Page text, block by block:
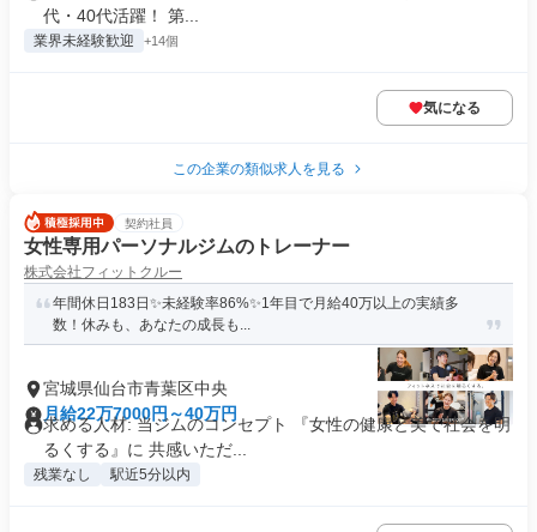
代・40代活躍！ 第...
業界未経験歓迎 +14個
気になる
この企業の類似求人を見る
契約社員
女性専用パーソナルジムのトレーナー
株式会社フィットクルー
年間休日183日✨未経験率86%✨1年目で月給40万以上の実績多
数！休みも、あなたの成長も...
宮城県仙台市青葉区中央
月給22万7000円～40万円
求める人材: 当ジムのコンセプト 『女性の健康と美で社会を明
るくする』に 共感いただ...
残業なし 駅近5分以内